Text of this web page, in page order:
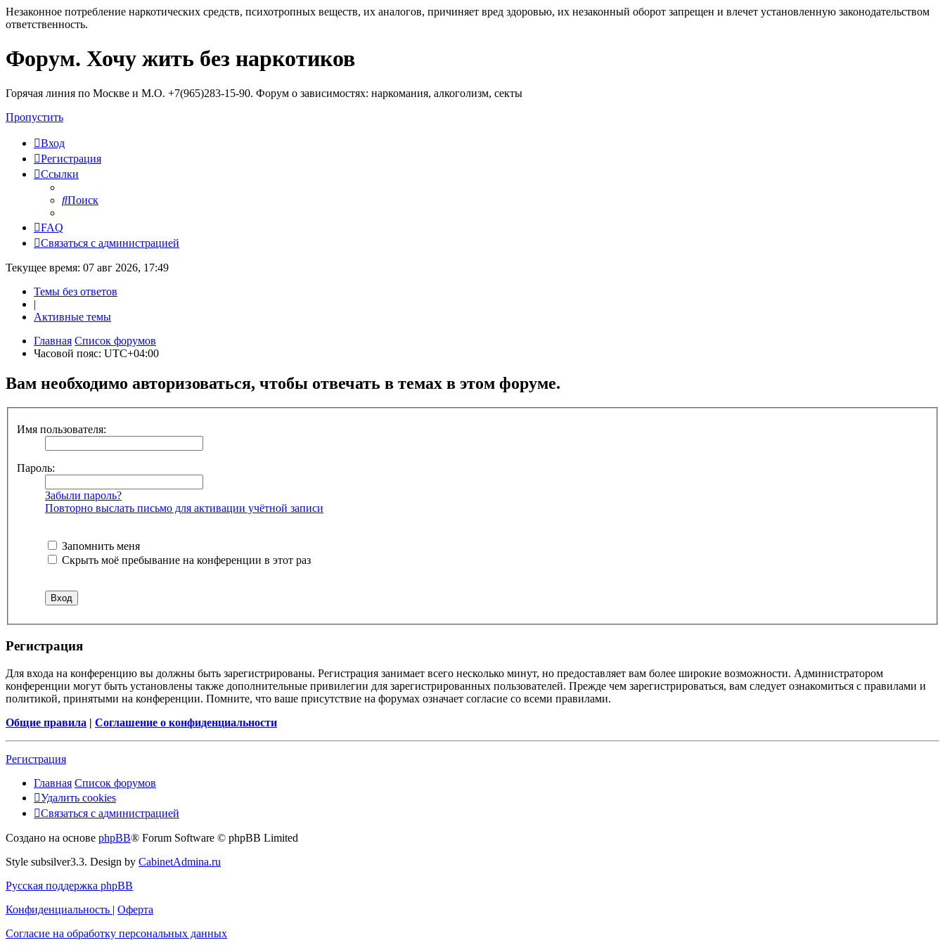
Незаконное потребление наркотических средств, психотропных веществ, их аналогов, причиняет вред здоровью, их незаконный оборот запрещен и влечет установленную законодательством
ответственность.
Регистрация
Форум. Хочу жить без наркотиков
Горячая линия по Москве и М.О. +7(965)283-15-90. Форум о зависимостях: наркомания, алкоголизм, секты
Пропустить
Вход
Регистрация
Ссылки
Поиск
FAQ
Связаться с администрацией
Текущее время: 07 авг 2026, 17:49
Темы без ответов
|
Активные темы
Главная Список форумов
Часовой пояс: UTC+04:00
Вам необходимо авторизоваться, чтобы отвечать в темах в этом форуме.
Имя пользователя:
Пароль:
Забыли пароль?
Повторно выслать письмо для активации учётной записи
Запомнить меня
Скрыть моё пребывание на конференции в этот раз
Регистрация
Для входа на конференцию вы должны быть зарегистрированы. Регистрация занимает всего несколько минут, но предоставляет вам более широкие возможности. Администратором
конференции могут быть установлены также дополнительные привилегии для зарегистрированных пользователей. Прежде чем зарегистрироваться, вам следует ознакомиться с правилами и
политикой, принятыми на конференции. Помните, что ваше присутствие на форумах означает согласие со всеми правилами.
Общие правила | Соглашение о конфиденциальности
Регистрация
Главная Список форумов
Удалить cookies
Связаться
администрацией
Связаться с администрацией
Создано на основе phpBB® Forum Software © phpBB Limited
Style subsilver3.3. Design by CabinetAdmina.ru
Русская поддержка phpBB
Конфиденциальность | Оферта
Согласие на обработку персональных данных